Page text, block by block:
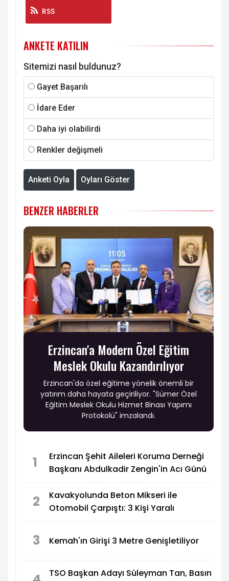
RSS
ANKETE KATILIN
Sitemizi nasıl buldunuz?
Gayet Başarılı
İdare Eder
Daha iyi olabilirdi
Renkler değişmeli
Anketi Oyla Oyları Göster
BENZER HABERLER
Erzincan'a Modern Özel Eğitim
Meslek Okulu Kazandırılıyor
Erzincan'da özel eğitime yönelik önemli bir
yatırım daha hayata geçiriliyor. "Sümer Özel
Eğitim Meslek Okulu Hizmet Binası Yapımı
Protokolü" imzalandı.
1
Erzincan Şehit Aileleri Koruma Derneği
Başkanı Abdulkadir Zengin'in Acı Günü
2
Kavakyolunda Beton Mikseri ile
Otomobil Çarpıştı: 3 Kişi Yaralı
3 Kemah'ın Girişi 3 Metre Genişletiliyor
TSO Başkan Adayı Süleyman Tan, Basın